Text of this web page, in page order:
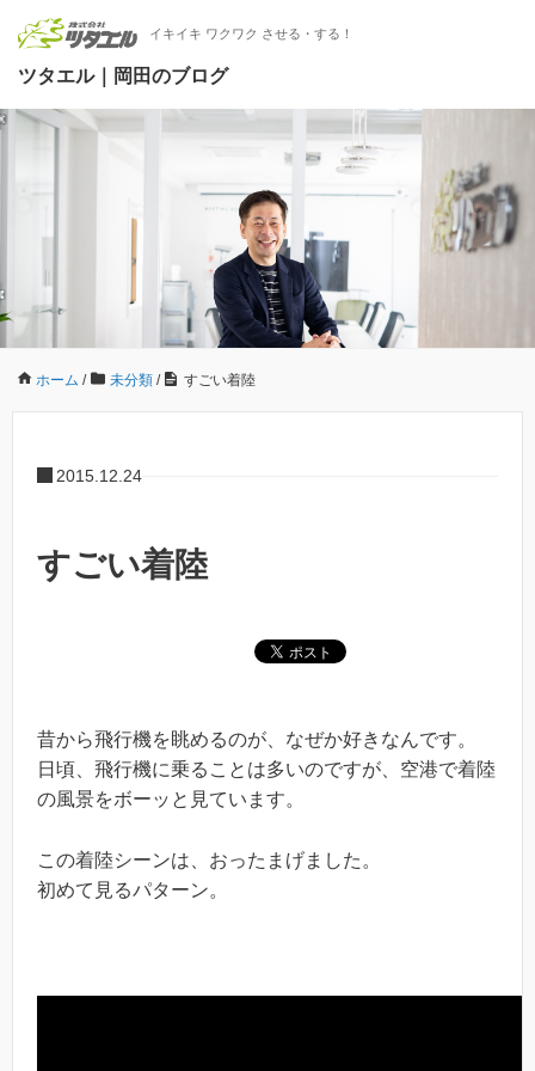
イキイキ ワクワク させる・する！
ツタエル｜岡田のブログ
ホーム / 未分類 / すごい着陸
2015.12.24
すごい着陸
昔から飛行機を眺めるのが、なぜか好きなんです。
日頃、飛行機に乗ることは多いのですが、空港で着陸
の風景をボーッと見ています。
この着陸シーンは、おったまげました。
初めて見るパターン。